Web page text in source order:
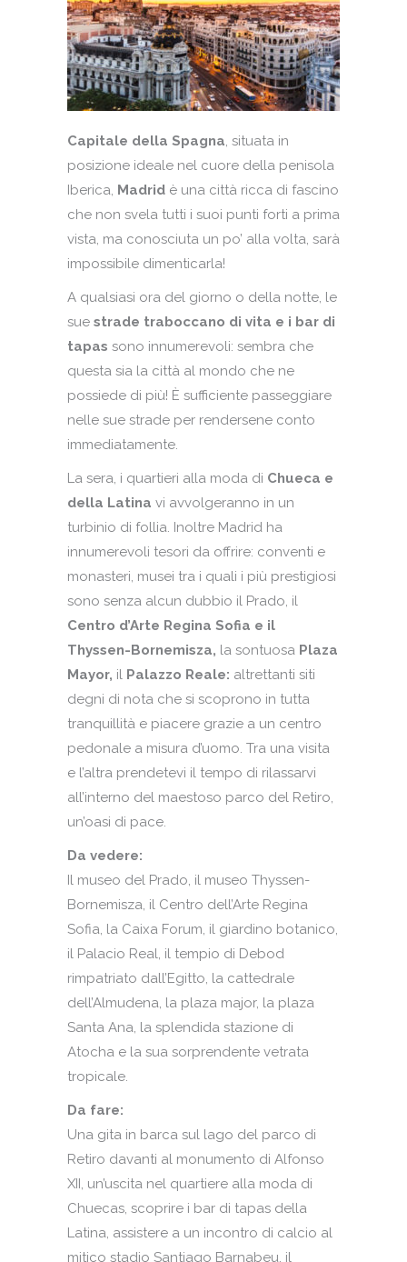
Capitale della Spagna, situata in
posizione ideale nel cuore della penisola
Iberica, Madrid è una città ricca di fascino
che non svela tutti i suoi punti forti a prima
vista, ma conosciuta un po’ alla volta, sarà
impossibile dimenticarla!
A qualsiasi ora del giorno o della notte, le
sue strade traboccano di vita e i bar di
tapas sono innumerevoli: sembra che
questa sia la città al mondo che ne
possiede di più! È sufficiente passeggiare
nelle sue strade per rendersene conto
immediatamente.
La sera, i quartieri alla moda di Chueca e
della Latina vi avvolgeranno in un
turbinio di follia. Inoltre Madrid ha
innumerevoli tesori da offrire: conventi e
monasteri, musei tra i quali i più prestigiosi
sono senza alcun dubbio il Prado, il
Centro d’Arte Regina Sofia e il
Thyssen-Bornemisza, la sontuosa Plaza
Mayor, il Palazzo Reale: altrettanti siti
degni di nota che si scoprono in tutta
tranquillità e piacere grazie a un centro
pedonale a misura d’uomo. Tra una visita
e l’altra prendetevi il tempo di rilassarvi
all’interno del maestoso parco del Retiro,
un’oasi di pace.
Da vedere:
Il museo del Prado, il museo Thyssen-
Bornemisza, il Centro dell’Arte Regina
Sofia, la Caixa Forum, il giardino botanico,
il Palacio Real, il tempio di Debod
rimpatriato dall’Egitto, la cattedrale
dell’Almudena, la plaza major, la plaza
Santa Ana, la splendida stazione di
Atocha e la sua sorprendente vetrata
tropicale.
Da fare:
Una gita in barca sul lago del parco di
Retiro davanti al monumento di Alfonso
XII, un’uscita nel quartiere alla moda di
Chuecas, scoprire i bar di tapas della
Latina, assistere a un incontro di calcio al
mitico stadio Santiago Barnabeu, il